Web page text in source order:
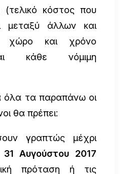
κόστος που
μεταξύ άλλων και
χώρο και χρόνο
κάθε νόμιμη
όλα τα παραπάνω οι
θα πρέπει:
γραπτώς μέχρι
Αυγούστου 2017
πρόταση ή τις